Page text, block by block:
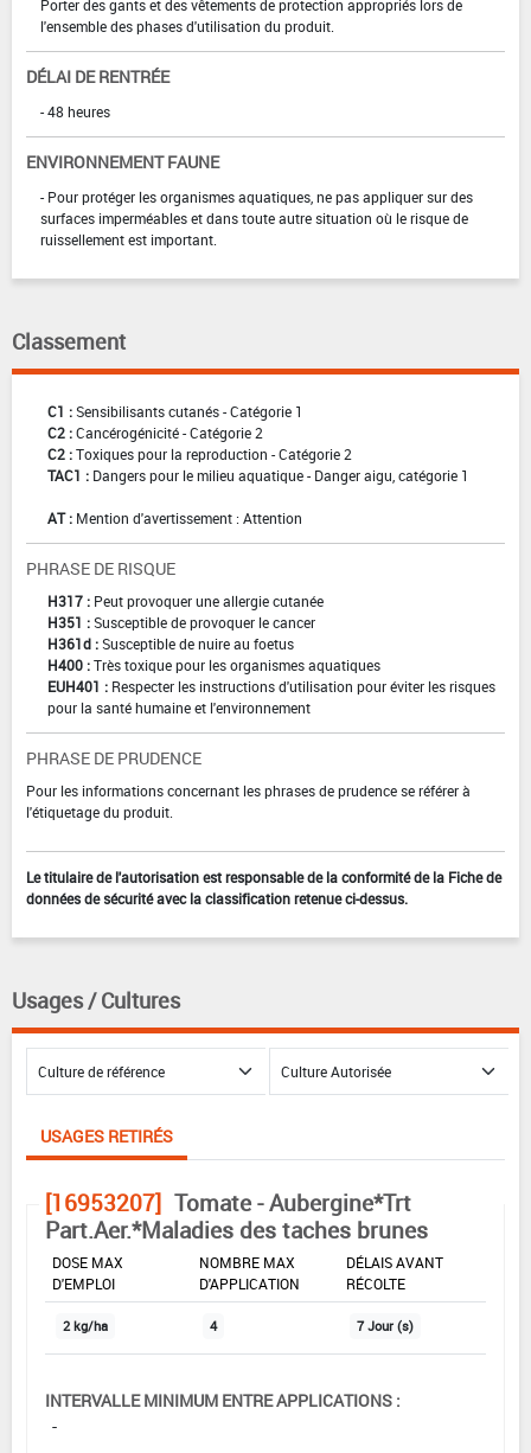
Porter des gants et des vêtements de protection appropriés lors de
l'ensemble des phases d'utilisation du produit.
DÉLAI DE RENTRÉE
- 48 heures
ENVIRONNEMENT FAUNE
- Pour protéger les organismes aquatiques, ne pas appliquer sur des
surfaces imperméables et dans toute autre situation où le risque de
ruissellement est important.
Classement
C1 :Sensibilisants cutanés - Catégorie 1
C2 :Cancérogénicité - Catégorie 2
C2 :Toxiques pour la reproduction - Catégorie 2
TAC1 : Dangers pour le milieu aquatique - Danger aigu, catégorie 1
AT : Mention d'avertissement : Attention
PHRASE DE RISQUE
H317 : Peut provoquer une allergie cutanée
H351 :Susceptible de provoquer le cancer
H361d :Susceptible de nuire au foetus
H400 :Très toxique pour les organismes aquatiques
EUH401 : Respecter les instructions d'utilisation pour éviter les risques
pour la santé humaine et l'environnement
PHRASE DE PRUDENCE
Pour les informations concernant les phrases de prudence se référer à
l'étiquetage du produit.
Le titulaire de l'autorisation est responsable de la conformité de la Fiche de
données de sécurité avec la classification retenue ci-dessus.
Usages / Cultures
USAGES RETIRÉS
[16953207] Tomate - Aubergine*Trt
Part.Aer.*Maladies des taches brunes
DOSE MAX
D'EMPLOI
NOMBRE MAX
D'APPLICATION
DÉLAIS AVANT
RÉCOLTE
2 kg/ha 4 7 Jour (s)
INTERVALLE MINIMUM ENTRE APPLICATIONS :
-